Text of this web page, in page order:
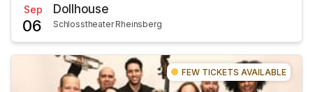
Sep
06
Dollhouse
Schlosstheater Rheinsberg
FEW TICKETS AVAILABLE